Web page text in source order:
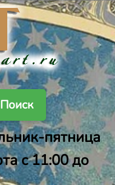
Поиск
пятница
с 11:00 до